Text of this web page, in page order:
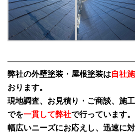
弊社の外壁塗装・屋根塗装は自社
おります。
現地調査、お見積り・ご商談、施
でを一貫して弊社で行っています。
幅広いニーズにお応えし、迅速に